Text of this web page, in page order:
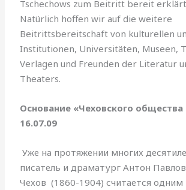
Tschechows zum Beitritt bereit
Natürlich hoffen wir auf die weitere
Beitrittsbereitschaft von kulturellen
Institutionen, Universitäten, Museen,
Verlagen und Freunden der Literatur
Theaters.
Основание «Чеховского
16.07.09
Уже на протяжении многих
писатель и драматург Антон
Чехов (1860-1904) считается одним